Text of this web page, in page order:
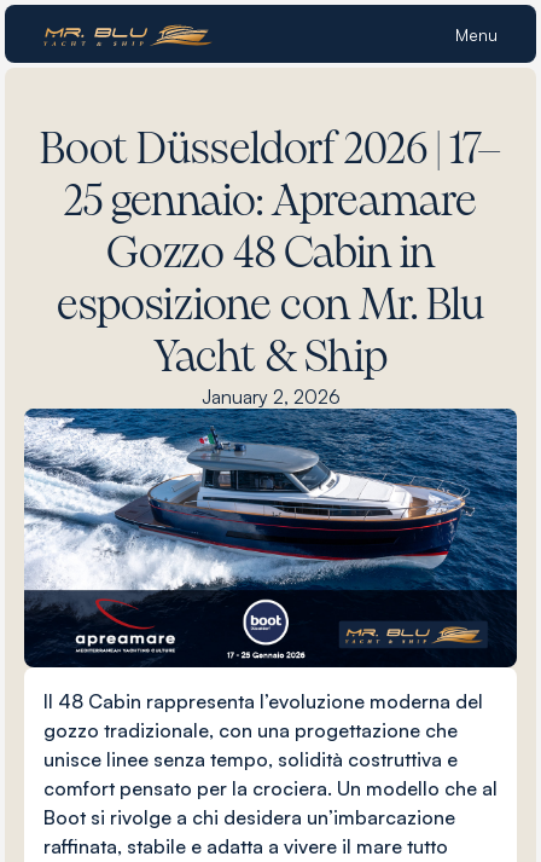
Menu
Boot Düsseldorf 2026 | 17–
25 gennaio: Apreamare
Gozzo 48 Cabin in
esposizione con Mr. Blu
Yacht & Ship
January 2, 2026
Il 48 Cabin rappresenta l’evoluzione moderna del
gozzo tradizionale, con una progettazione che
unisce linee senza tempo, solidità costruttiva e
comfort pensato per la crociera. Un modello che al
Boot si rivolge a chi desidera un’imbarcazione
raffinata, stabile e adatta a vivere il mare tutto